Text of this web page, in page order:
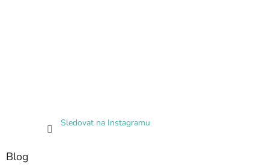
Sledovat na Instagramu
Blog